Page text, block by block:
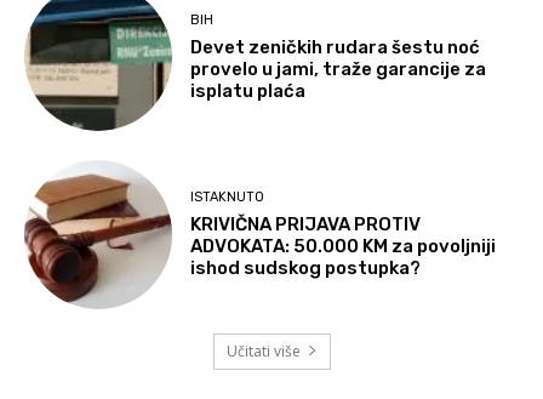
BIH
Devet zeničkih rudara šestu noć
provelo u jami, traže garancije za
isplatu plaća
ISTAKNUTO
KRIVIČNA PRIJAVA PROTIV
ADVOKATA: 50.000 KM za povoljniji
ishod sudskog postupka?
Učitati više